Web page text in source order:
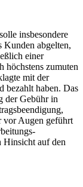
insbesondere
Kunden abgelten,
einer
höchstens zumuten
mit der
bezahlt haben. Das
der Gebühr in
vor Augen geführt
Hinsicht auf den